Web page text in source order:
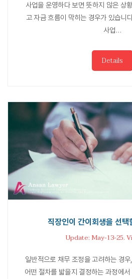
사업을 운영하다 보면 뜻하지 않은 상
고 자금 흐름이 막히는 경우가 있습니
사업…
Details
직장인이 간이회생을 선
Update: May-13-25.
일반적으로 채무 조정을 고려하는 경
어떤 절차를 밟을지 결정하는 과정에